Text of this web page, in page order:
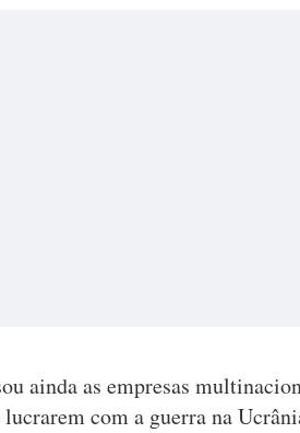
ainda as empresas
com a guerra na